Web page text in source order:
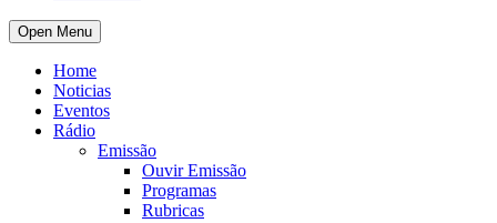
Open Menu
Home
Noticias
Eventos
Rádio
Emissão
Ouvir Emissão
Programas
Rubricas